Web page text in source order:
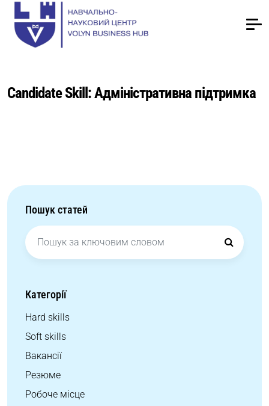
Candidate Skill:Адміністративна підтримка
Пошук статей
Search
for:
Категорії
Hard skills
Soft skills
Вакансії
Резюме
Робоче місце